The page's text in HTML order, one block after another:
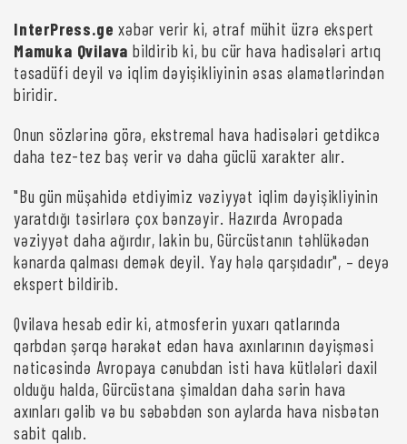
InterPress.ge xəbər verir ki, ətraf mühit üzrə ekspert
Mamuka Qvilava bildirib ki, bu cür hava hadisələri artıq
təsadüfi deyil və iqlim dəyişikliyinin əsas əlamətlərindən
biridir.
Onun sözlərinə görə, ekstremal hava hadisələri getdikcə
daha tez-tez baş verir və daha güclü xarakter alır.
"Bu gün müşahidə etdiyimiz vəziyyət iqlim dəyişikliyinin
yaratdığı təsirlərə çox bənzəyir. Hazırda Avropada
vəziyyət daha ağırdır, lakin bu, Gürcüstanın təhlükədən
kənarda qalması demək deyil. Yay hələ qarşıdadır", – deyə
ekspert bildirib.
Qvilava hesab edir ki, atmosferin yuxarı qatlarında
qərbdən şərqə hərəkət edən hava axınlarının dəyişməsi
nəticəsində Avropaya cənubdan isti hava kütlələri daxil
olduğu halda, Gürcüstana şimaldan daha sərin hava
axınları gəlib və bu səbəbdən son aylarda hava nisbətən
sabit qalıb.